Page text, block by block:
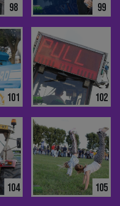
98 99
101 102
104 105